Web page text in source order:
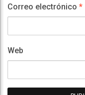
Correo electrónico *
Web